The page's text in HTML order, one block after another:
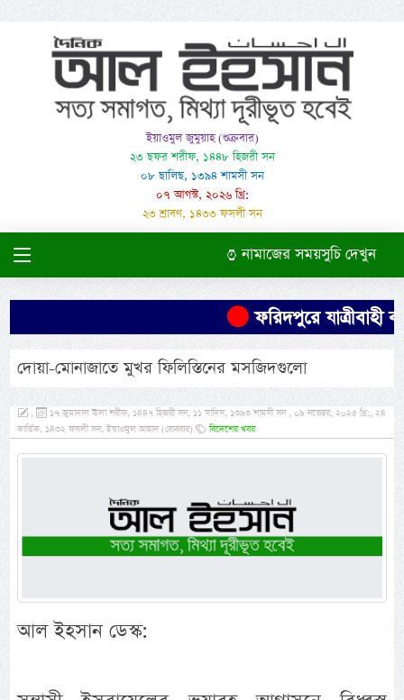
ইয়াওমুল জুমুয়াহ (শুক্রবার)
২৩ ছফর শরীফ, ১৪৪৮ হিজরী সন
০৮ ছালিছ, ১৩৯৪ শামসী সন
০৭ আগস্ট, ২০২৬ খ্রি:
২৩ শ্রাবণ, ১৪৩৩ ফসলী সন
নামাজের সময়সুচি দেখুন
ফরিদপুরে যাত্রীবাহী
দোয়া-মোনাজাতে মুখর ফিলিস্তিনের মসজিদগুলো
,
১৭ জুমাদাল ঊলা শরীফ, ১৪৪৭ হিজরী সন, ১১ সাদিস, ১৩৯৩ শামসী সন , ০৯ নভেম্বর, ২০২৫ খ্রি:, ২৪
কার্তিক, ১৪৩২ ফসলী সন, ইয়াওমুল আহাদ (রোববার)
বিদেশের খবর
আল ইহসান ডেস্ক: